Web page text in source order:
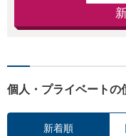
個人・プライベートの
新着順